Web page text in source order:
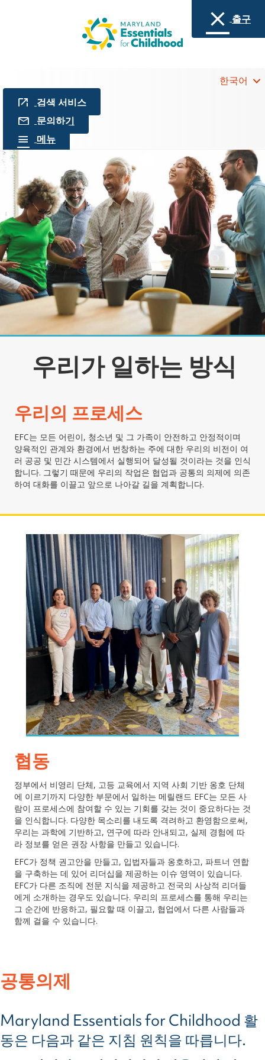
한국어
검색 서비스
문의하기
메뉴
우리가 일하는 방식
우리의 프로세스
EFC는 모든 어린이, 청소년 및 그 가족이 안전하고 안정적이며
양육적인 관계와 환경에서 번창하는 주에 대한 우리의 비전이 여
러 공공 및 민간 시스템에서 실행되어 달성될 것이라는 것을 인식
합니다. 그렇기 때문에 우리의 작업은 협업과 공통의 의제에 의존
하여 대화를 이끌고 앞으로 나아갈 길을 계획합니다.
협동
정부에서 비영리 단체, 고등 교육에서 지역 사회 기반 옹호 단체
에 이르기까지 다양한 부문에서 일하는 메릴랜드 EFC는 모든 사
람이 프로세스에 참여할 수 있는 기회를 갖는 것이 중요하다는 것
을 인식합니다. 다양한 목소리를 내도록 격려하고 환영함으로써,
우리는 과학에 기반하고, 연구에 따라 안내되고, 실제 경험에 따
라 정보를 얻은 권장 사항을 만들고 있습니다.
EFC가 정책 권고안을 만들고, 입법자들과 옹호하고, 파트너 연합
을 구축하는 데 있어 리더십을 제공하는 이슈 영역이 있습니다.
EFC가 다른 조직에 전문 지식을 제공하고 전국의 사상적 리더들
에게 소개하는 경우도 있습니다. 우리의 프로세스를 통해 우리는
그 순간에 반응하고, 필요할 때 이끌고, 협업에서 다른 사람들과
함께 걸을 수 있습니다.
공통의제
Maryland Essentials for Childhood 활
동은 다음과 같은 지침 원칙을 따릅니다.
출구